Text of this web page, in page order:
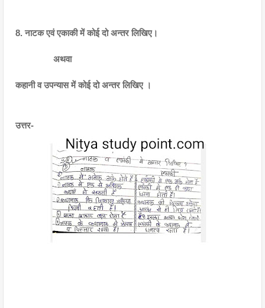
8. नाटक एवं एकाकी में कोई दो अन्तर लिखिए।
अथवा
कहानी व उपन्यास में कोई दो अन्तर लिखिए ।
उत्तर-